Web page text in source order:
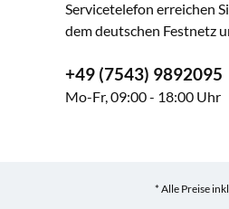
Servicetelefon erreichen
dem deutschen Festnetz
+49 (7543) 9892095
Mo-Fr, 09:00 - 18:00 Uhr
* Alle Preise